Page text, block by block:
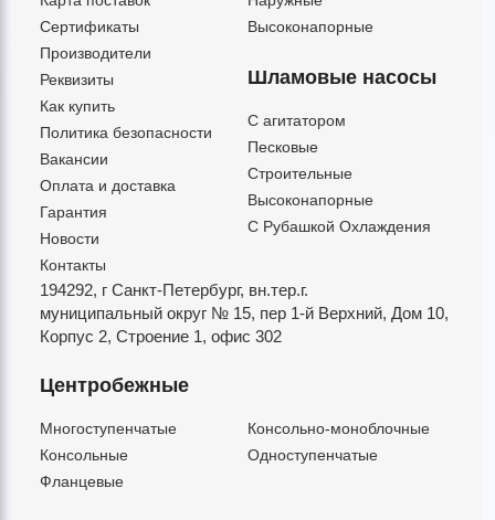
Сертификаты
Производители
Реквизиты
Как купить
Политика безопасности
Вакансии
Оплата и доставка
Гарантия
Новости
Контакты
Высоконапорные
Шламовые насосы
C агитатором
Песковые
Строительные
Высоконапорные
С Рубашкой Охлаждения
194292, г Санкт-Петербург, вн.тер.г.
муниципальный округ № 15, пер 1-й Верхний, Дом 10,
Корпус 2, Строение 1, офис 302
Центробежные
Многоступенчатые
Консольно-моноблочные
Консольные
Одноступенчатые
Фланцевые